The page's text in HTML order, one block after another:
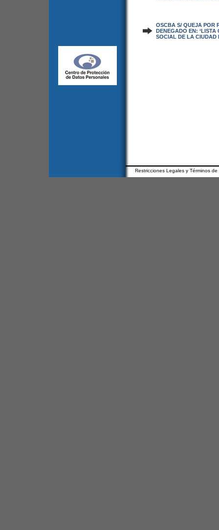
OSCBA S/ QUEJA POR
DENEGADO EN:
SOCIAL DE LA CIUDAD
Restricciones Legales y Términos de